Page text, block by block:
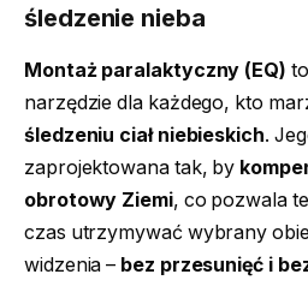
śledzenie nieba
Montaż paralaktyczny (EQ)
narzędzie dla każdego, kto
śledzeniu ciał niebieskich.
zaprojektowana tak, by
obrotowy Ziemi, co pozwala
czas utrzymywać wybrany
widzenia – bez przesunięć i